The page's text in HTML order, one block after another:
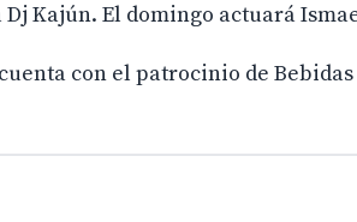
Kajún. El domingo actuará
con el patrocinio de